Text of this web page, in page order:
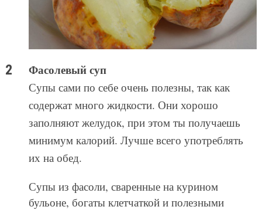
Фасолевый суп
Супы сами по себе очень полезны, так как
содержат много жидкости. Они хорошо
заполняют желудок, при этом ты получаешь
минимум калорий. Лучше всего употреблять
их на обед.
Супы из фасоли, сваренные на курином
бульоне, богаты клетчаткой и полезными